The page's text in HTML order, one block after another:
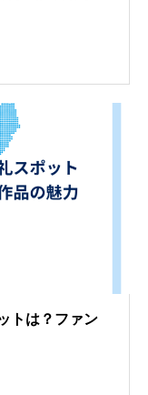
トは？ファン